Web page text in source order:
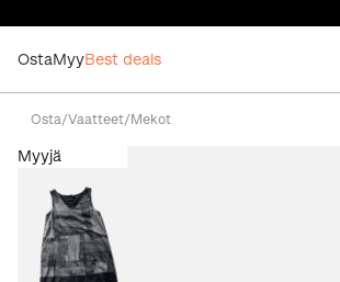
OstaMyyBest deals
Osta/Vaatteet/ Mekot
Myyjä